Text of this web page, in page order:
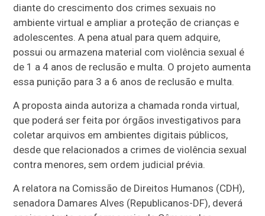
diante do crescimento dos crimes sexuais no
ambiente virtual e ampliar a proteção de crianças e
adolescentes. A pena atual para quem adquire,
possui ou armazena material com violência sexual é
de 1 a 4 anos de reclusão e multa. O projeto aumenta
essa punição para 3 a 6 anos de reclusão e multa.
A proposta ainda autoriza a chamada ronda virtual,
que poderá ser feita por órgãos investigativos para
coletar arquivos em ambientes digitais públicos,
desde que relacionados a crimes de violência sexual
contra menores, sem ordem judicial prévia.
A relatora na Comissão de Direitos Humanos (CDH),
senadora Damares Alves (Republicanos-DF), deverá